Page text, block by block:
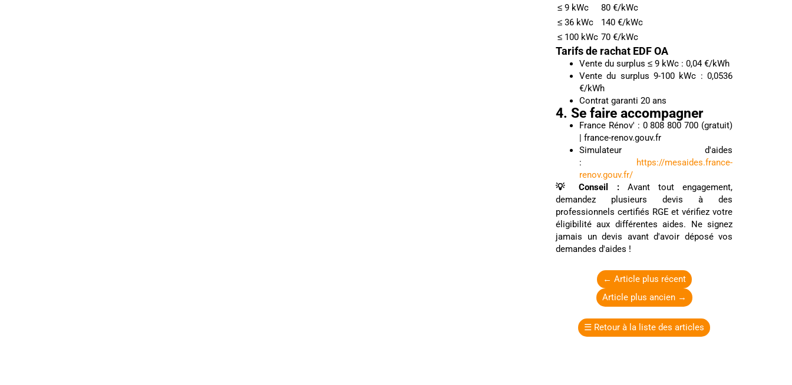
≤ 9 kWc
80 €/kWc
≤ 36 kWc
140 €/kWc
≤ 100 kWc 70 €/kWc
Tarifs de rachat EDF OA
Vente du surplus ≤ 9 kWc : 0,04 €/kWh
Vente du surplus 9-100 kWc : 0,0536
€/kWh
Contrat garanti 20 ans
4. Se faire accompagner
France Rénov' : 0 808 800 700 (gratuit)
| france-renov.gouv.fr
Simulateur d'aides
:
https://mesaides.france-
renov.gouv.fr/
💡 Conseil : Avant tout engagement,
demandez plusieurs devis à des
professionnels certifiés RGE et vérifiez votre
éligibilité aux différentes aides. Ne signez
jamais un devis avant d'avoir déposé vos
demandes d'aides !
← Article plus récent
Article plus ancien→
☰ Retour à la liste des articles